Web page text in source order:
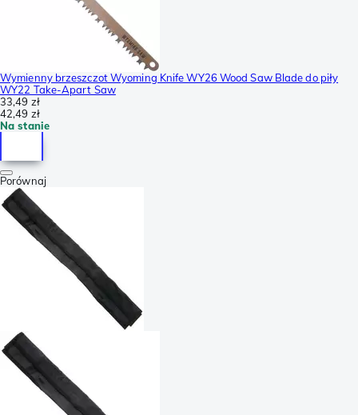
Wymienny brzeszczot Wyoming Knife WY26 Wood Saw Blade do piły
WY22 Take-Apart Saw
33,49 zł
42,49 zł
Na stanie
Porównaj